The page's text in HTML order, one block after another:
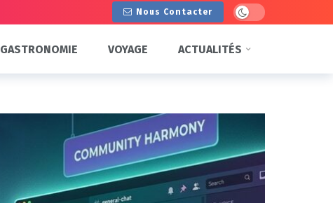
Nous Contacter Dark mode
GASTRONOMIE VOYAGE ACTUALITÉS